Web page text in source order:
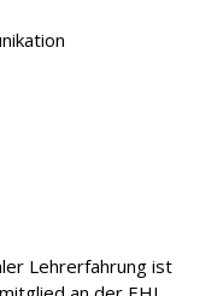
Lehrerfahrung ist